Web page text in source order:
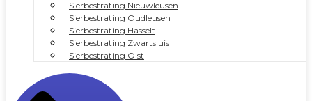
Sierbestrating Nieuwleusen
Sierbestrating Oudleusen
Sierbestrating Hasselt
Sierbestrating Zwartsluis
Sierbestrating Olst